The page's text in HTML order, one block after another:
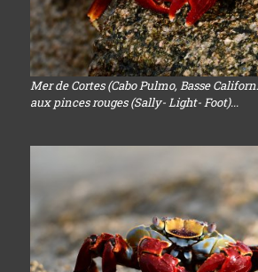
Mer de Cortes (Cabo Pulmo, Basse
aux pinces rouges (Sally- Light- Foot)...